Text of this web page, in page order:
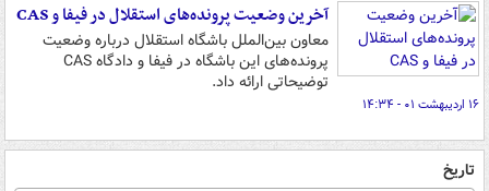
آخرین وضعیت پرونده‌های استقلال در فیفا و CAS
معاون بین‌الملل باشگاه استقلال درباره وضعیت
پرونده‌های این باشگاه در فیفا و دادگاه CAS
توضیحاتی ارائه داد.
۱۶ اردیبهشت ۰۱ - ۱۴:۳۴
تاریخ